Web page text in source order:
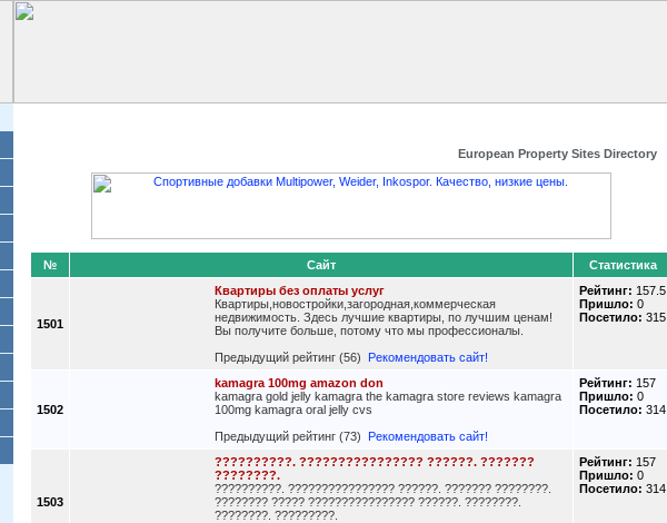
European Property Sites Directory
№ Сайт Статистика
1501
Квартиры без оплаты услуг
Квартиры,новостройки,загородная,коммерческая
недвижимость. Здесь лучшие квартиры, по лучшим ценам!
Вы получите больше, потому что мы профессионалы.
Предыдущий рейтинг (56) Рекомендовать сайт!
Рейтинг: 157.5
Пришло: 0
Посетило: 315
1502
kamagra 100mg amazon don
kamagra gold jelly kamagra the kamagra store reviews kamagra
100mg kamagra oral jelly cvs
Предыдущий рейтинг (73) Рекомендовать сайт!
Рейтинг: 157
Пришло: 0
Посетило: 314
1503
??????????. ???????????????? ??????. ???????
????????.
??????????. ???????????????? ??????. ??????? ????????.
???????? ????? ???????????????? ??????. ????????.
????????. ?????????.
Рейтинг: 157
Пришло: 0
Посетило: 314